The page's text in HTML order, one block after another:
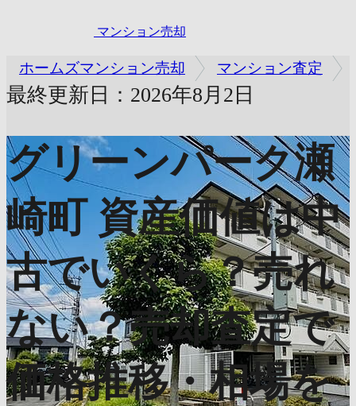
マンション売却
ホームズマンション売却 マンション査定
最終更新日：2026年8月2日
グリーンパーク瀬
崎町 資産価値は中
古でいくら？売れ
ない？売却査定で
価格推移・相場を